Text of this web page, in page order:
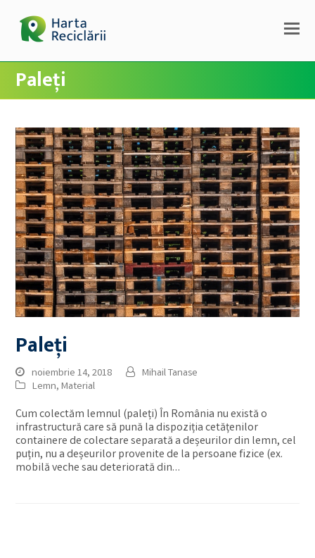
Paleți
Paleți
noiembrie 14, 2018
Mihail Tanase
Lemn,Material
Cum colectăm lemnul (paleți) În România nu există o
infrastructură care să pună la dispoziția cetățenilor
containere de colectare separată a deșeurilor din lemn, cel
puțin, nu a deșeurilor provenite de la persoane fizice (ex.
mobilă veche sau deteriorată din…